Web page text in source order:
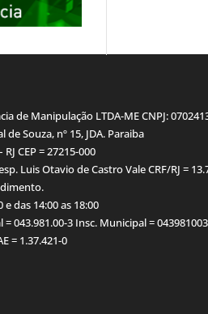
de Manipulação LTDA-ME CNPJ:
de Souza, nº 15, JDA. Paraiba
CEP = 27215-000
Luis Otavio de Castro Vale CRF/RJ =
e das 14:00 as 18:00
043.981.00-3 Insc. Municipal = 043981003
= 1.37.421-0